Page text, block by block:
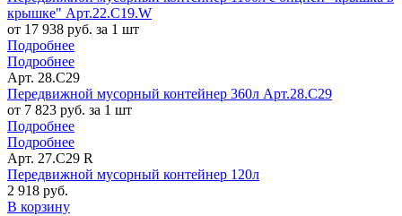
крышке" Арт.22.C19.W
от 17 938 руб. за 1 шт
Подробнее
Подробнее
Арт. 28.C29
Передвижной мусорный контейнер 360л Арт.28.C29
от 7 823 руб. за 1 шт
Подробнее
Подробнее
Арт. 27.C29 R
Передвижной мусорный контейнер 120л
2 918 руб.
В корзину